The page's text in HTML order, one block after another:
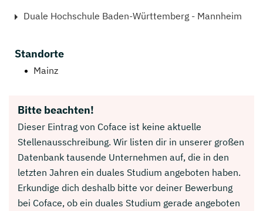
Duale Hochschule Baden-Württemberg - Mannheim
Standorte
Mainz
Bitte beachten!
Dieser Eintrag von Coface ist keine aktuelle
Stellenausschreibung. Wir listen dir in unserer großen
Datenbank tausende Unternehmen auf, die in den
letzten Jahren ein duales Studium angeboten haben.
Erkundige dich deshalb bitte vor deiner Bewerbung
bei Coface, ob ein duales Studium gerade angeboten